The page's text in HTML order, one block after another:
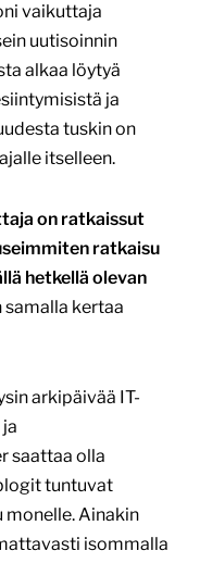
vaikuttaja
uutisoinnin
alkaa löytyä
ja
tuskin on
itselleen.
on ratkaissut
ratkaisu
hetkellä olevan
kertaa
arkipäivää IT-
saattaa olla
tuntuvat
Ainakin
isommalla